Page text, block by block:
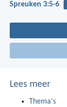
Spreuken 3:5-6
Lees meer
Thema's